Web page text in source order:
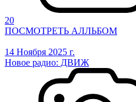
20
ПОСМОТРЕТЬ АЛЛЬБОМ
14 Ноября 2025 г.
Новое радио: ДВИЖ